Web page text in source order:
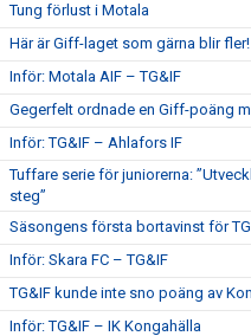
Tung förlust i Motala
Här är Giff-laget som gärna blir fler!
Inför: Motala AIF – TG&IF
Gegerfelt ordnade en Giff-poäng
Inför: TG&IF – Ahlafors IF
Tuffare serie för juniorerna:
steg”
Säsongens första bortavinst för
Inför: Skara FC – TG&IF
TG&IF kunde inte sno poäng av
Inför: TG&IF – IK Kongahälla